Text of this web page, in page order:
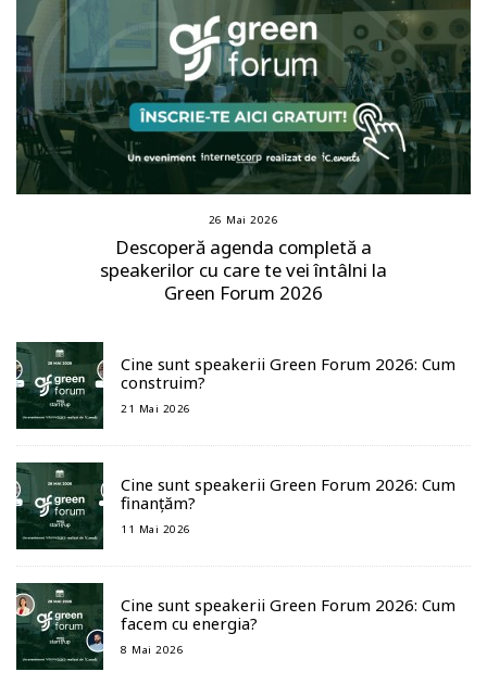
26 Mai 2026
Descoperă agenda completă a
speakerilor cu care te vei întâlni la
Green Forum 2026
Cine sunt speakerii Green Forum 2026: Cum
construim?
21 Mai 2026
Cine sunt speakerii Green Forum 2026: Cum
finanțăm?
11 Mai 2026
Cine sunt speakerii Green Forum 2026: Cum
facem cu energia?
8 Mai 2026